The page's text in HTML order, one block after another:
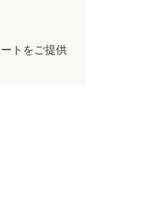
トをご提供